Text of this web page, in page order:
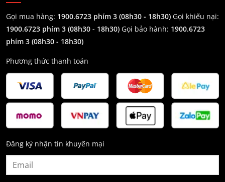
Gọi mua hàng: 1900.6723 phím 3 (08h30 - 18h30) Gọi khiếu nại:
1900.6723 phím 3 (08h30 - 18h30) Gọi bảo hành: 1900.6723
phím 3 (08h30 - 18h30)
Phương thức thanh toán
Đăng ký nhận tin khuyến mại